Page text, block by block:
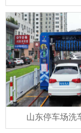
山东停车场洗